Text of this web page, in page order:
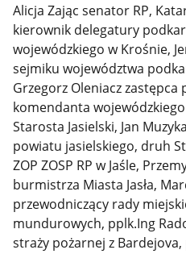
Alicja Zając senator RP,
kierownik delegatury
wojewódzkiego w Krośnie,
sejmiku województwa
Grzegorz Oleniacz zastępca
komendanta wojewódzkiego
Starosta Jasielski, Jan
powiatu jasielskiego, druh
ZOP ZOSP RP w Jaśle,
burmistrza Miasta Jasła,
przewodniczący rady
mundurowych, pplk.Ing
straży pożarnej z